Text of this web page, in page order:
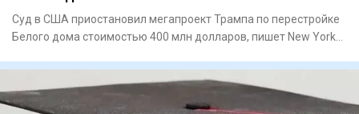
Суд в США приостановил мегапроект Трампа по перестройке
Белого дома стоимостью 400 млн долларов, пишет New York